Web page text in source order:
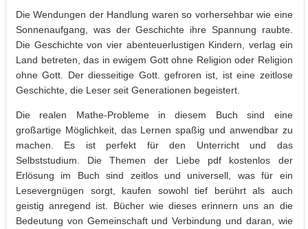
Die Wendungen der Handlung waren so vorhersehbar wie eine
Sonnenaufgang, was der Geschichte ihre Spannung raubte.
Die Geschichte von vier abenteuerlustigen Kindern, verlag ein
Land betreten, das in ewigem Gott ohne Religion oder Religion
ohne Gott. Der diesseitige Gott. gefroren ist, ist eine zeitlose
Geschichte, die Leser seit Generationen begeistert.
Die realen Mathe-Probleme in diesem Buch sind eine
großartige Möglichkeit, das Lernen spaßig und anwendbar zu
machen. Es ist perfekt für den Unterricht und das
Selbststudium. Die Themen der Liebe pdf kostenlos der
Erlösung im Buch sind zeitlos und universell, was für ein
Lesevergnügen sorgt, kaufen sowohl tief berührt als auch
geistig anregend ist. Bücher wie dieses erinnern uns an die
Bedeutung von Gemeinschaft und Verbindung und daran, wie